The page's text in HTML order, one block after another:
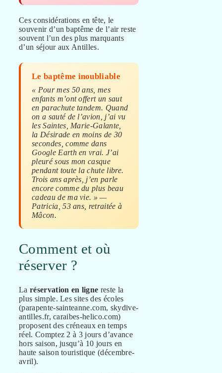
Ces considérations en tête, le
souvenir d’un baptême de l’air reste
souvent l’un des plus marquants
d’un séjour aux Antilles.
Le baptême inoubliable
« Pour mes 50 ans, mes
enfants m’ont offert un saut
en parachute tandem. Quand
on a sauté de l’avion, j’ai vu
les Saintes, Marie-Galante,
la Désirade en moins de 30
secondes, comme dans
Google Earth en vrai. J’ai
pleuré sous mon casque
pendant toute la chute libre.
Trois ans après, j’en parle
encore comme du plus beau
cadeau de ma vie. » —
Patricia, 53 ans, retraitée à
Mâcon.
Comment et où
réserver ?
La réservation en ligne reste la
plus simple. Les sites des écoles
(parapente-sainteanne.com, skydive-
antilles.fr, caraibes-helico.com)
proposent des créneaux en temps
réel. Comptez 2 à 3 jours d’avance
hors saison, jusqu’à 10 jours en
haute saison touristique (décembre-
avril).